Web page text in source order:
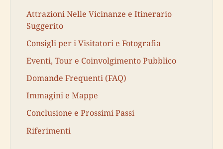
Attrazioni Nelle Vicinanze e Itinerario
Suggerito
Consigli per i Visitatori e Fotografia
Eventi, Tour e Coinvolgimento Pubblico
Domande Frequenti (FAQ)
Immagini e Mappe
Conclusione e Prossimi Passi
Riferimenti